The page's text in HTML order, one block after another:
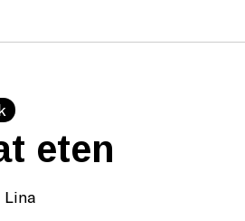
eten
Lina